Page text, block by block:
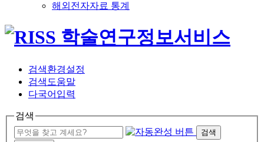
해외전자자료 통계
검색환경설정
검색도움말
다국어입력
검색
검색